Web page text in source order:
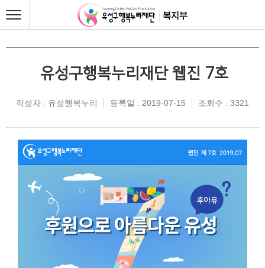
유성구행복누리재단 웹진 7호
작성자 : 유성행복누리 등록일 : 2019-07-15 조회수 : 3321